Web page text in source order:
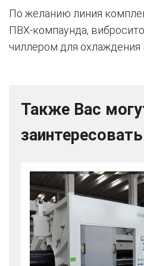
По желанию линия
ПВХ-компаунда,
чиллером для охлаждения
Также Вас
заинтересовать